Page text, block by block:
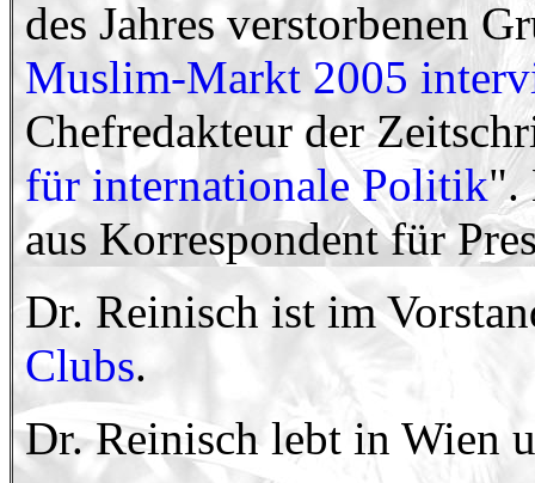
des Jahres verstorbenen
Muslim-Markt 2005
Chefredakteur der
für internationale Politik".
aus Korrespondent für
Dr. Reinisch ist im
Clubs.
Dr. Reinisch lebt in Wien